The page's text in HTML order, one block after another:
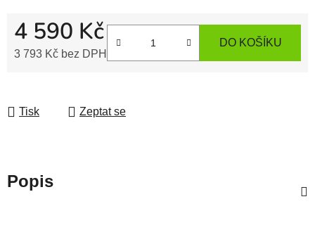
4 590 Kč
3 793 Kč bez DPH
DO KOŠÍKU
Tisk Zeptat se
Popis